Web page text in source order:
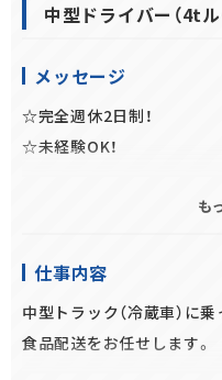
中型ドライバー（4tル
メッセージ
☆完全週休2日制！
☆未経験OK！
毎日夕方には帰れる仕事で
《大手だからこその好待遇を
完全週休2日制！
も
仕事内容
中型トラック（冷蔵車）に乗
食品配送をお任せします。